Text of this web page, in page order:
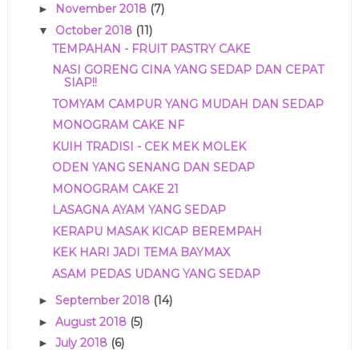
► November 2018 (7)
▼ October 2018 (11)
TEMPAHAN - FRUIT PASTRY CAKE
NASI GORENG CINA YANG SEDAP DAN CEPAT
SIAP!!
TOMYAM CAMPUR YANG MUDAH DAN SEDAP
MONOGRAM CAKE NF
KUIH TRADISI - CEK MEK MOLEK
ODEN YANG SENANG DAN SEDAP
MONOGRAM CAKE 21
LASAGNA AYAM YANG SEDAP
KERAPU MASAK KICAP BEREMPAH
KEK HARI JADI TEMA BAYMAX
ASAM PEDAS UDANG YANG SEDAP
► September 2018 (14)
► August 2018 (5)
► July 2018 (6)